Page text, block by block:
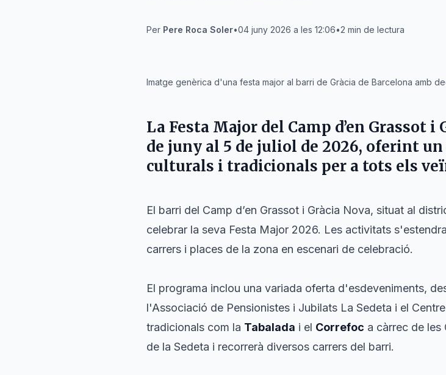
Per Pere Roca Soler•04 juny 2026 a les 12:06•2 min de lectura
Imatge genèrica d'una festa major al barri de Gràcia de Barcelona amb
La Festa Major del Camp d’en Grassot i
de juny al 5 de juliol de 2026, oferint
culturals i tradicionals per a tots els
El barri del Camp d’en Grassot i Gràcia Nova, situat al
celebrar la seva Festa Major 2026. Les activitats
carrers i places de la zona en escenari de celebració.
El programa inclou una variada oferta d'esdeveniments,
l'Associació de Pensionistes i Jubilats La Sedeta i el
tradicionals com la Tabalada i el Correfoc a càrrec de les
de la Sedeta i recorrerà diversos carrers del barri.